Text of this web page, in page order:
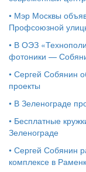
• Мэр Москвы
Профсоюзной
• В ОЭЗ
фотоники —
• Сергей Собянин
проекты
• В Зеленограде
• Бесплатные
Зеленограде
• Сергей Собянин
комплексе в